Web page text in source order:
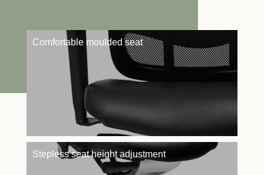
Comfortable moulded seat
Stepless seat height adjustment